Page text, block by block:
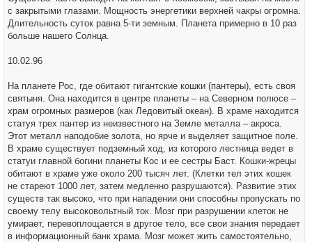
с закрытыми глазами. Мощность энергетики верхней чакры огромна.
Длительность суток равна 5-ти земным. Планета примерно в 10 раз
больше нашего Солнца.
10.02.96
На планете Рос, где обитают гигантские кошки (пантеры), есть своя
святыня. Она находится в центре планеты – на Северном полюсе –
храм огромных размеров (как Ледовитый океан). В храме находится
статуя трех пантер из неизвестного на Земле металла – акроса.
Этот металл наподобие золота, но ярче и выделяет защитное поле.
В храме существует подземный ход, из которого лестница ведет в
статуи главной богини планеты Кос и ее сестры Баст. Кошки-жрецы
обитают в храме уже около 200 тысяч лет. (Клетки тел этих кошек
не стареют 1000 лет, затем медленно разрушаются). Развитие этих
существ так высоко, что при нападении они способны пропускать по
своему телу высоковольтный ток. Мозг при разрушении клеток не
умирает, перевоплощается в другое тело, все свои знания передает
в информационный банк храма. Мозг может жить самостоятельно,